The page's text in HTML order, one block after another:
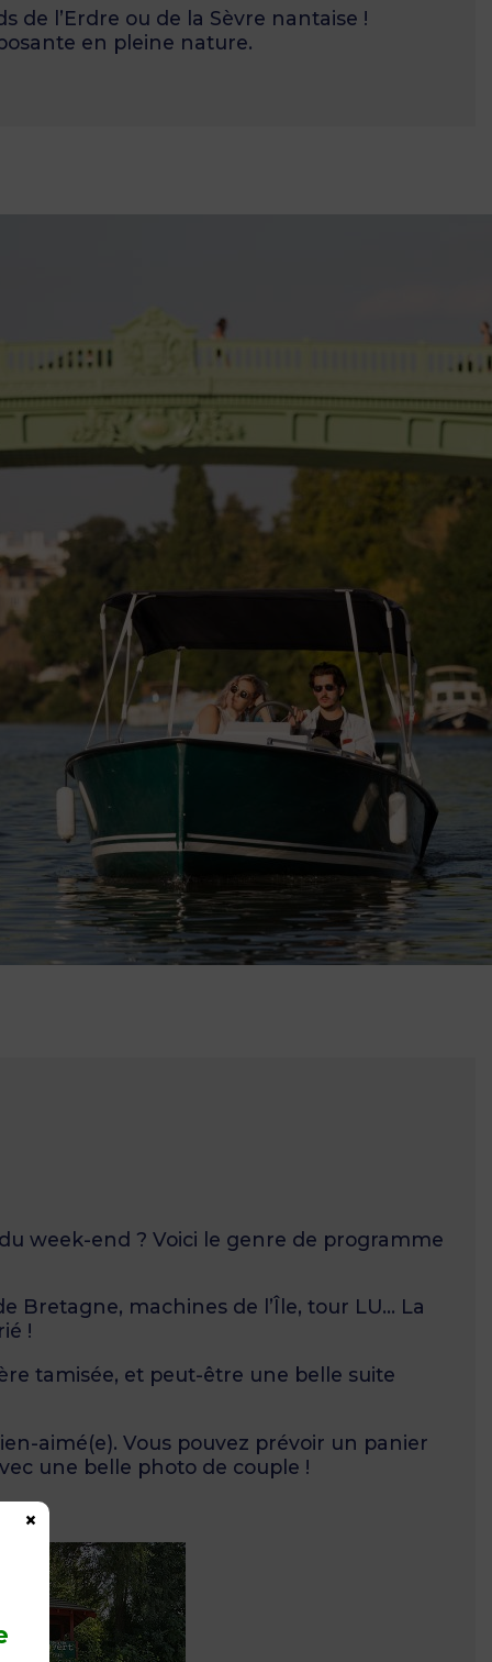
de l’Erdre ou de la Sèvre nantaise !
en pleine nature.
week-end ? Voici le genre de programme
Bretagne, machines de l’Île, tour LU… La
!
tamisée, et peut-être une belle suite
aimé(e). Vous pouvez prévoir un panier
une belle photo de couple !
×